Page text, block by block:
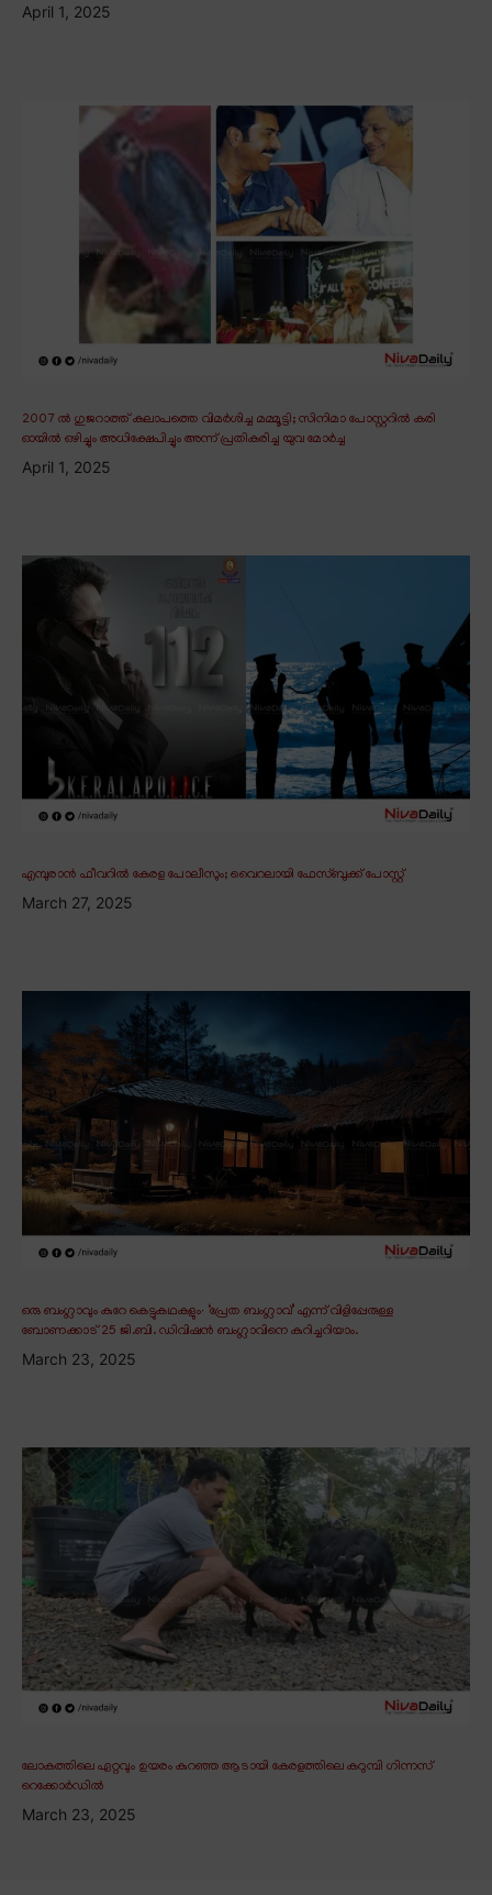
April 1, 2025
2007 ൽ ഗുജറാത്ത് കലാപത്തെ വിമർശിച്ച മമ്മൂട്ടി; സിനിമാ പോസ്റ്ററിൽ കരി
ഓയിൽ ഒഴിച്ചും അധിക്ഷേപിച്ചും അന്ന് പ്രതികരിച്ച യുവ മോർച്ച
April 1, 2025
എമ്പുരാൻ ഫീവറിൽ കേരള പോലീസും; വൈറലായി ഫേസ്ബുക്ക് പോസ്റ്റ്
March 27, 2025
ഒരു ബംഗ്ലാവും കുറേ കെട്ടുകഥകളും∙ ‘പ്രേത ബംഗ്ലാവ്’ എന്ന് വിളിപ്പേരുള്ള
ബോണക്കാട് 25 ജി.ബി. ഡിവിഷൻ ബംഗ്ലാവിനെ കുറിച്ചറിയാം.
March 23, 2025
ലോകത്തിലെ ഏറ്റവും ഉയരം കുറഞ്ഞ ആടായി കേരളത്തിലെ കറുമ്പി ഗിന്നസ്
റെക്കോർഡിൽ
March 23, 2025